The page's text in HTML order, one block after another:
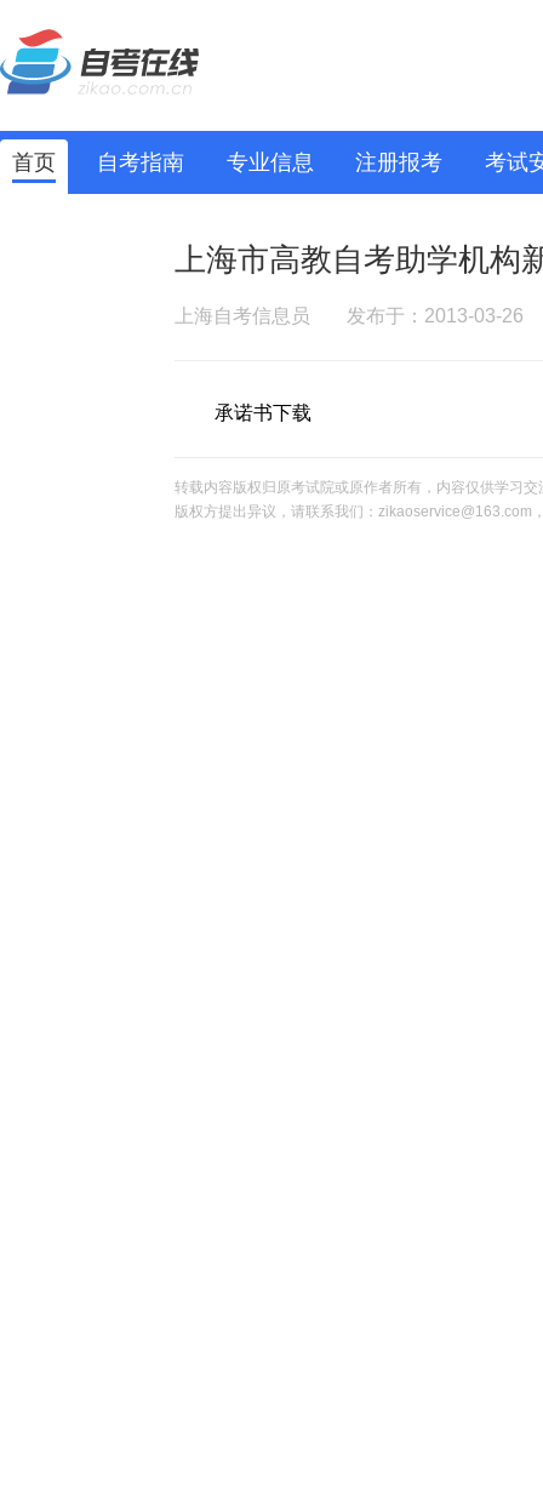
首页 自考指南 专业信息 注册报考 考试
上海市高教自考助学机构
上海自考信息员 发布于：2013-03-26
承诺书下载
转载内容版权归原考试院或原作者所有，内容仅供学习
版权方提出异议，请联系我们：zikaoservice@163.com